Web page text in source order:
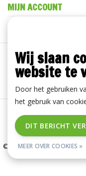
MIJN ACCOUNT
Algemene
© Copyright 2026 -
Wij slaan
website te
Door het gebruiken
het gebruik van
DIT BERICHT
MEER OVER COOKIES »